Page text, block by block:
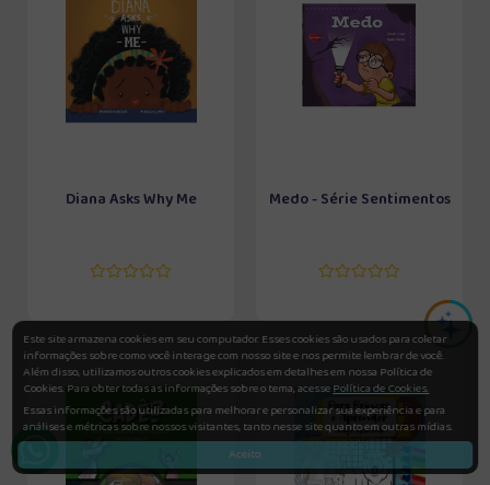
Diana Asks Why Me Medo - Série Sentimentos
Este site armazena cookies em seu computador. Esses cookies são usados para coletar
informações sobre como você interage com nosso site e nos permite lembrar de você.
Além disso, utilizamos outros cookies explicados em detalhes em nossa Política de
Cookies. Para obter todas as informações sobre o tema, acessePolítica de Cookies.
Essas informações são utilizadas para melhorar e personalizar sua experiência e para
análises e métricas sobre nossos visitantes, tanto nesse site quanto em outras mídias.
Aceito